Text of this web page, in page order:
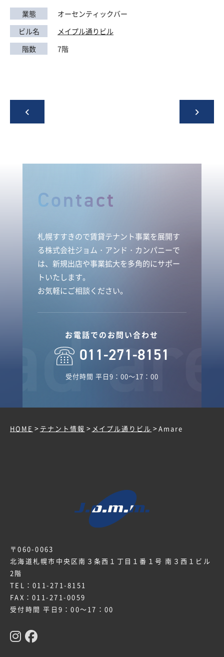
業態
オーセンティックバー
ビル名
メイプル通りビル
階数
7階
Contact
札幌すすきので賃貸テナント事業を展開す
る株式会社ジョム・アンド・カンパニーで
は、新規出店や事業拡大を多角的にサポー
トいたします。
お気軽にご相談ください。
お電話でのお問い合わせ
011-271-8151
受付時間 平日9：00～17：00
HOME > テナント情報 > メイプル通りビル >Amare
〒060-0063
北海道札幌市中央区南３条西１丁目１番１号 南３西１ビル
2階
TEL： 011-271-8151
FAX：011-271-0059
受付時間 平日9：00～17：00